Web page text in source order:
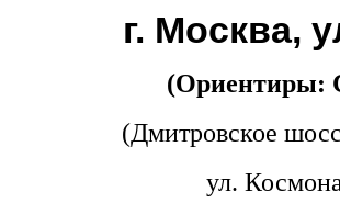
г. Москва,
(Ориентиры:
(Дмитровское
ул.